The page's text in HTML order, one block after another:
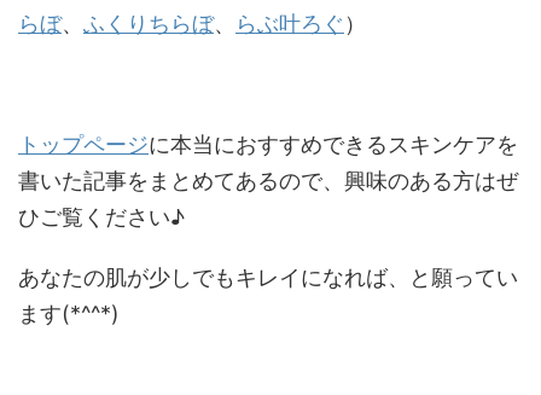
らぼ、 ふくりちらぼ、 らぶ叶ろぐ ）
トップページに本当におすすめできるスキンケアを
書いた記事をまとめてあるので、興味のある方はぜ
ひご覧ください♪
あなたの肌が少しでもキレイになれば、と願ってい
ます(*^^*)